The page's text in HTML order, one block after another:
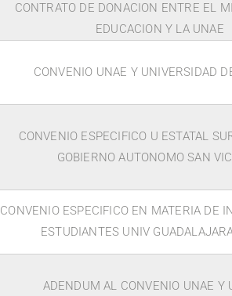
CONTRATO DE DONACION ENTRE EL
EDUCACION Y LA UNAE
CONVENIO UNAE Y UNIVERSIDAD
CONVENIO ESPECIFICO U ESTATAL
GOBIERNO AUTONOMO SAN
CONVENIO ESPECIFICO EN MATERIA DE
ESTUDIANTES UNIV
ADENDUM AL CONVENIO UNAE Y